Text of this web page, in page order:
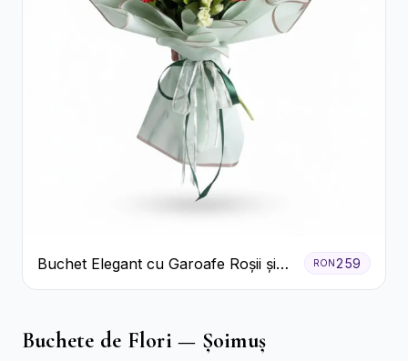
Buchet Elegant cu Garoafe Roșii și
Floarea Miresei
RON 259
Buchete de Flori — Șoimuș